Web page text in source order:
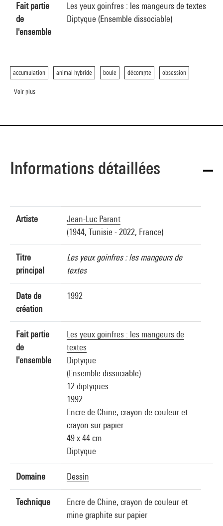
Fait partie
de
l'ensemble
Les yeux goinfres : les mangeurs de textes
Diptyque (Ensemble dissociable)
accumulation animal hybride boule décompte obsession
Voir plus
Informations détaillées
Artiste
Jean-Luc Parant
(1944, Tunisie - 2022, France)
Titre
principal
Les yeux goinfres : les mangeurs de
textes
Date de
création
1992
Fait partie
de
l'ensemble
Les yeux goinfres : les mangeurs de
textes
Diptyque
(Ensemble dissociable)
12 diptyques
1992
Encre de Chine, crayon de couleur et
crayon sur papier
49 x 44 cm
Diptyque
Domaine Dessin
Technique
Encre de Chine, crayon de couleur et
mine graphite sur papier